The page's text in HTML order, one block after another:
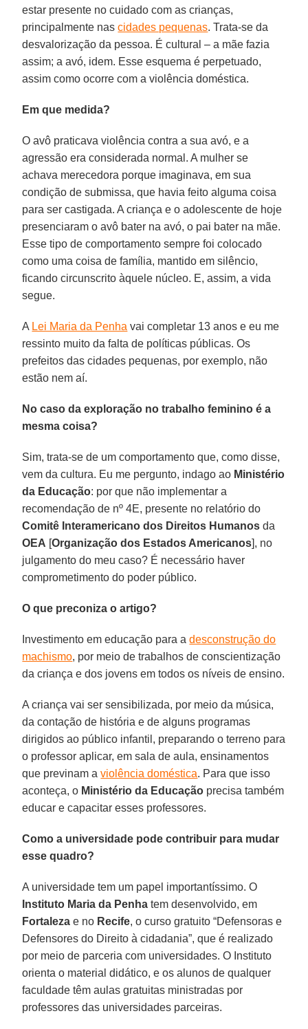
estar presente no cuidado com as crianças,
principalmente nascidades pequenas. Trata-se da
desvalorização da pessoa. É cultural – a mãe fazia
assim; a avó, idem. Esse esquema é perpetuado,
assim como ocorre com a violência doméstica.
Em que medida?
O avô praticava violência contra a sua avó, e a
agressão era considerada normal. A mulher se
achava merecedora porque imaginava, em sua
condição de submissa, que havia feito alguma coisa
para ser castigada. A criança e o adolescente de hoje
presenciaram o avô bater na avó, o pai bater na mãe.
Esse tipo de comportamento sempre foi colocado
como uma coisa de família, mantido em silêncio,
ficando circunscrito àquele núcleo. E, assim, a vida
segue.
A Lei Maria da Penha vai completar 13 anos e eu me
ressinto muito da falta de políticas públicas. Os
prefeitos das cidades pequenas, por exemplo, não
estão nem aí.
No caso da exploração no trabalho feminino é a
mesma coisa?
Sim, trata-se de um comportamento que, como disse,
vem da cultura. Eu me pergunto, indago ao Ministério
da Educação: por que não implementar a
recomendação de nº 4E, presente no relatório do
Comitê Interamericano dos Direitos Humanosda
OEA [Organização dos Estados Americanos], no
julgamento do meu caso? É necessário haver
comprometimento do poder público.
O que preconiza o artigo?
Investimento em educação para adesconstrução do
machismo, por meio de trabalhos de conscientização
da criança e dos jovens em todos os níveis de ensino.
A criança vai ser sensibilizada, por meio da música,
da contação de história e de alguns programas
dirigidos ao público infantil, preparando o terreno para
o professor aplicar, em sala de aula, ensinamentos
que previnam aviolência doméstica. Para que isso
aconteça, o Ministério da Educação precisa também
educar e capacitar esses professores.
Como a universidade pode contribuir para mudar
esse quadro?
A universidade tem um papel importantíssimo. O
Instituto Maria da Penha tem desenvolvido, em
Fortaleza e no Recife, o curso gratuito “Defensoras e
Defensores do Direito à cidadania”, que é realizado
por meio de parceria com universidades. O Instituto
orienta o material didático, e os alunos de qualquer
faculdade têm aulas gratuitas ministradas por
professores das universidades parceiras.